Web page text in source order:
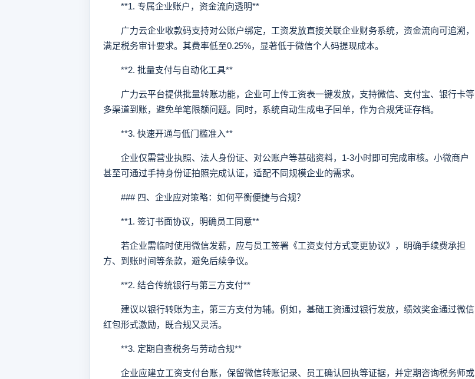
**1. 专属企业账户，资金流向透明**
广力云企业收款码支持对公账户绑定，工资发放直接关联企业财务系统，资金流向可追溯，
满足税务审计要求。其费率低至0.25%，显著低于微信个人码提现成本。
**2. 批量支付与自动化工具**
广力云平台提供批量转账功能，企业可上传工资表一键发放，支持微信、支付宝、银行卡等
多渠道到账，避免单笔限额问题。同时，系统自动生成电子回单，作为合规凭证存档。
**3. 快速开通与低门槛准入**
企业仅需营业执照、法人身份证、对公账户等基础资料，1-3小时即可完成审核。小微商户
甚至可通过手持身份证拍照完成认证，适配不同规模企业的需求。
### 四、企业应对策略：如何平衡便捷与合规？
**1. 签订书面协议，明确员工同意**
若企业需临时使用微信发薪，应与员工签署《工资支付方式变更协议》，明确手续费承担
方、到账时间等条款，避免后续争议。
**2. 结合传统银行与第三方支付**
建议以银行转账为主，第三方支付为辅。例如，基础工资通过银行发放，绩效奖金通过微信
红包形式激励，既合规又灵活。
**3. 定期自查税务与劳动合规**
企业应建立工资支付台账，保留微信转账记录、员工确认回执等证据，并定期咨询税务师或